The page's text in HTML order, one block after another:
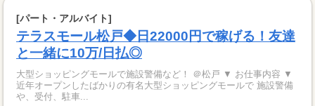
[パート・アルバイト]
テラスモール松戸◆日22000円で稼げる！友達
と一緒に10万/日払◎
大型ショッピングモールで施設警備など！ ＠松戸 ▼ お仕事内容 ▼
近年オープンしたばかりの有名大型ショッピングモールで 施設警備
や、受付、駐車...